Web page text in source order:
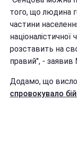
того, що людина
частини
розставить на
правий", - заявив
Додамо, що
спровокувало